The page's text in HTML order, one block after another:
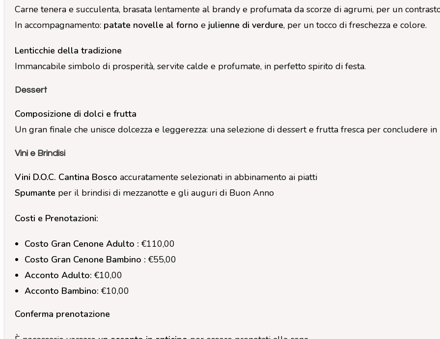
Carne tenera e succulenta, brasata lentamente al brandy e profumata da scorze di agrumi, per un
In accompagnamento: patate novelle al forno e julienne di verdure, per un tocco di freschezza e colore.
Lenticchie della tradizione
Immancabile simbolo di prosperità, servite calde e profumate, in perfetto spirito di festa.
Dessert
Composizione di dolci e frutta
Un gran finale che unisce dolcezza e leggerezza: una selezione di dessert e frutta fresca per concludere
Vini e Brindisi
Vini D.O.C. Cantina Bosco accuratamente selezionati in abbinamento ai piatti
Spumante per il brindisi di mezzanotte e gli auguri di Buon Anno
Costi e Prenotazioni:
Costo Gran Cenone Adulto : €110,00
Costo Gran Cenone Bambino :€55,00
Acconto Adulto: €10,00
Acconto Bambino: €10,00
Conferma prenotazione